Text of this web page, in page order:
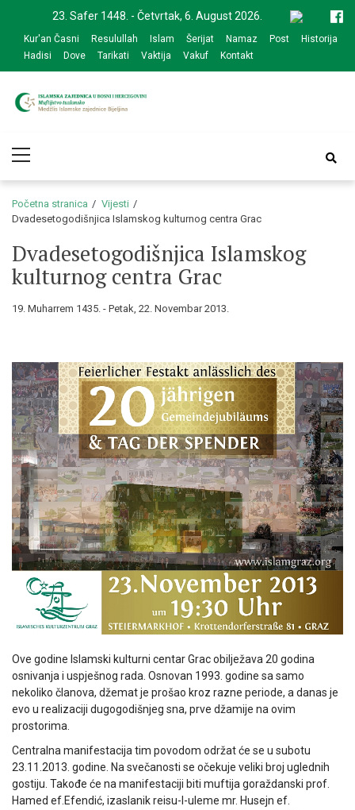
navigation
content
23. Safer 1448. - Četvrtak, 6. August 2026.
Kur'an Časni Resulullah Islam Šerijat Namaz Post
Historija
Hadisi
Dove Tarikati Vaktija Vakuf Kontakt
zajednice Bijeljina
Menu
Početna stranica
Vijesti
Dvadesetogodišnjica Islamskog kulturnog centra Grac
Dvadesetogodišnjica Islamskog
kulturnog centra Grac
19. Muharrem 1435. - Petak, 22. Novembar 2013.
Ove godine Islamski kulturni centar Grac obilježava 20 godina
osnivanja i uspješnog rada. Osnovan 1993. godine sa samo
nekoliko članova, džemat je prošao kroz razne periode, a danas je
evo u realizaciji dugogodišnjeg sna, prve džamije na ovim
prostorima.
Centralna manifestacija tim povodom održat će se u subotu
23.11.2013. godine. Na svečanosti se očekuje veliki broj uglednih
gostiju. Takođe će na manifestaciji biti muftija goraždanski prof.
Hamed ef.Efendić, izaslanik reisu-l-uleme mr. Husejn ef.